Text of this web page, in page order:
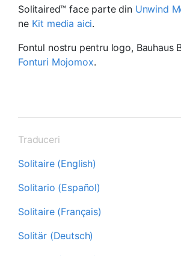
Solitaired™ face parte din Unwind
ne Kit media aici.
Fontul nostru pentru logo, Bauhaus
Fonturi Mojomox.
Traduceri
Solitaire (English)
Solitario (Español)
Solitaire (Français)
Solitär (Deutsch)